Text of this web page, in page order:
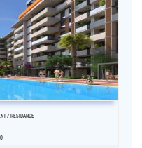
/ RESİDANCE